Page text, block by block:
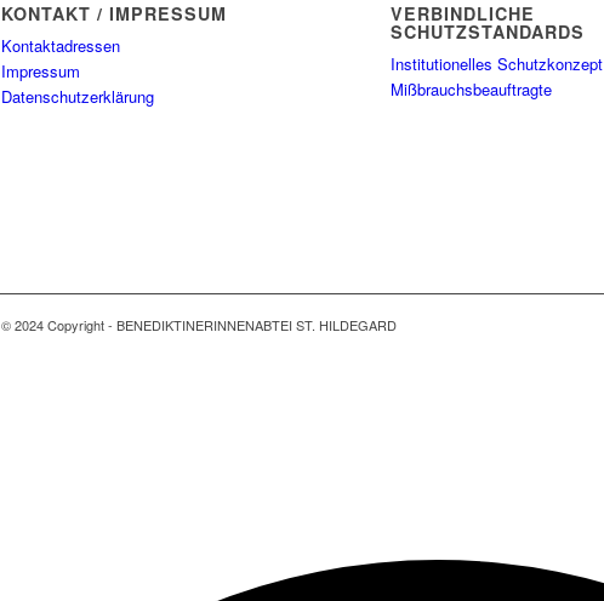
KONTAKT / IMPRESSUM
Kontaktadressen
Impressum
Datenschutzerklärung
VERBINDLICHE
SCHUTZSTANDARDS
Institutionelles Schutzkonzept
Mißbrauchsbeauftragte
© 2024 Copyright - BENEDIKTINERINNENABTEI ST. HILDEGARD